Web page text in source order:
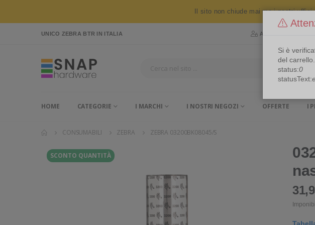
Il sito non chiude mai ma i nostri
UNICO ZEBRA BTR IN ITALIA Area Riservata
HOME CATEGORIE I MARCHI I NOSTRI NEGOZI OFFERTE I
CONSUMABILI ZEBRA ZEBRA 03200BK08045/S
SCONTO QUANTITÀ
Si è
del carrello.
status:0
statusText: